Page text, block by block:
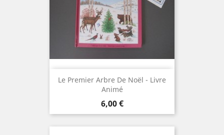
Le Premier Arbre De Noël - Livre
Animé
Prix
6,00 €